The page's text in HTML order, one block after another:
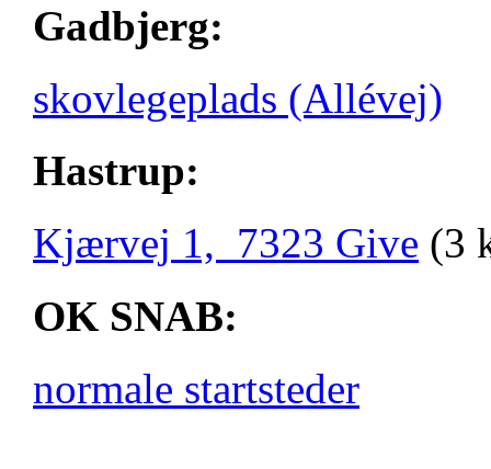
Gadbjerg:
skovlegeplads (Allévej)
Hastrup:
Kjærvej 1, 7323 Give (3
OK SNAB:
normale startsteder